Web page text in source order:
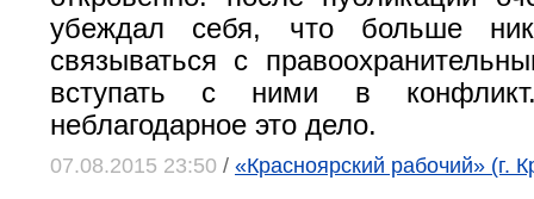
убеждал себя, что больше
связываться с
вступать с ними в
неблагодарное это дело.
07.08.2015 23:50 / «Красноярский рабочий» (г.